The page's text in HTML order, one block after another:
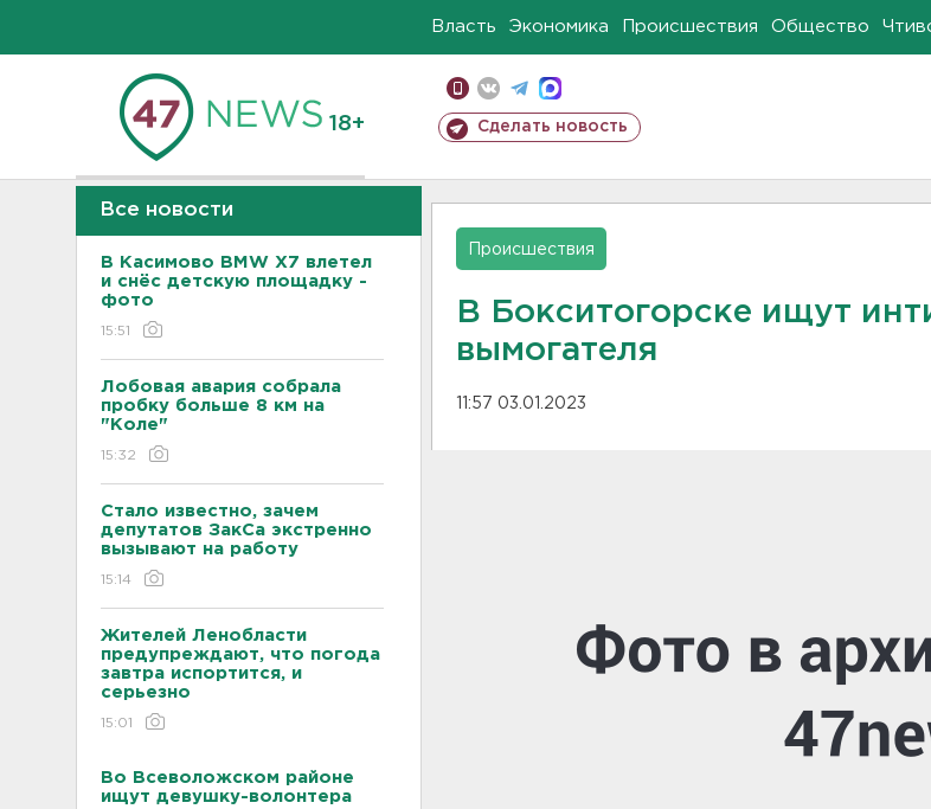
Власть Экономика Происшествия Общество
18+ Сделать новость
Все новости
В Касимово BMW X7 влетел
и снёс детскую площадку -
фото
15:51
Лобовая авария собрала
пробку больше 8 км на
"Коле"
15:32
Стало известно, зачем
депутатов ЗакСа экстренно
вызывают на работу
15:14
Жителей Ленобласти
предупреждают, что погода
завтра испортится, и
серьезно
15:01
Во Всеволожском районе
ищут девушку-волонтера
Происшествия
В Бокситогорске ищут
вымогателя
11:57 03.01.2023